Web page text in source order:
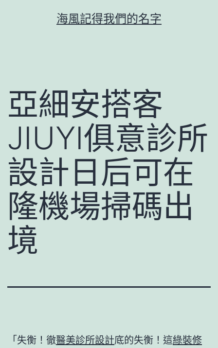
海風記得我們的名字
亞細安搭客
JIUYI俱意診所
設計日后可在
隆機場掃碼出
境
「失衡！徹醫美診所設計底的失衡！這綠裝修